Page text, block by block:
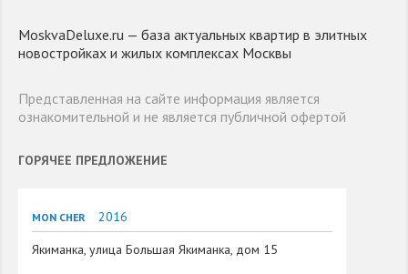
MoskvaDeluxe.ru — база актуальных квартир в элитных
новостройках и жилых комплексах Москвы
Представленная на сайте информация является
ознакомительной и не является публичной офертой
ГОРЯЧЕЕ ПРЕДЛОЖЕНИЕ
MON CHER
2016
Якиманка, улица Большая Якиманка, дом 15